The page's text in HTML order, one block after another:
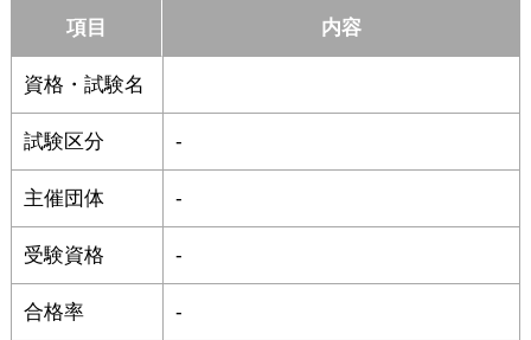
項目 内容
資格・試験名
試験区分 -
主催団体 -
受験資格 -
合格率 -